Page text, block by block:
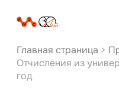
Главная страница >
Отчисления из
год